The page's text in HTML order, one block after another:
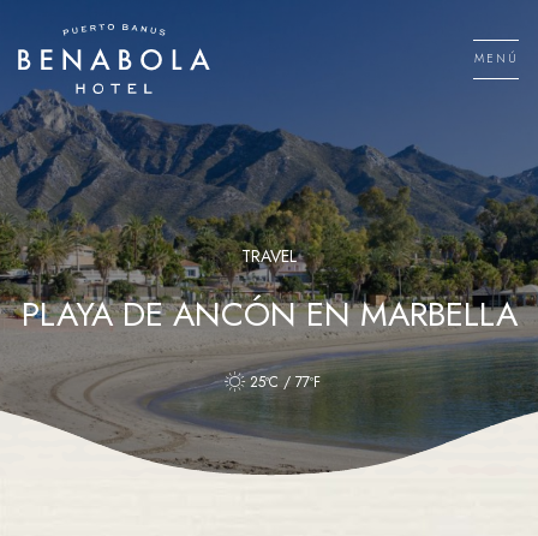
contenido
MENÚ
TRAVEL
PLAYA DE ANCÓN EN MARBELLA
25ºC / 77ºF